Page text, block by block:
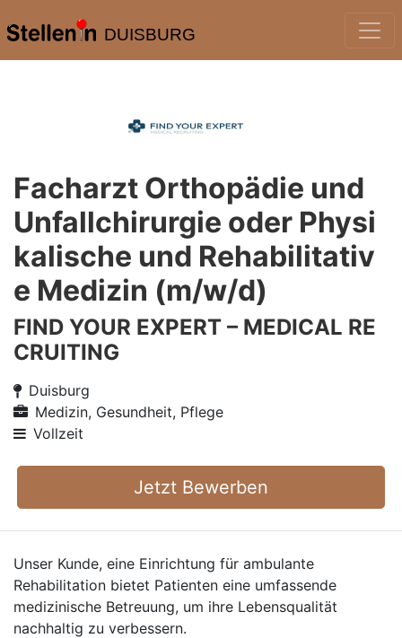
DUISBURG
Facharzt Orthopädie und
Unfallchirurgie oder Physi
kalische und Rehabilitativ
e Medizin (m/w/d)
FIND YOUR EXPERT – MEDICAL RE
CRUITING
Duisburg
Medizin, Gesundheit, Pflege
Vollzeit
Jetzt Bewerben
Unser Kunde, eine Einrichtung für ambulante
Rehabilitation bietet Patienten eine umfassende
medizinische Betreuung, um ihre Lebensqualität
nachhaltig zu verbessern.